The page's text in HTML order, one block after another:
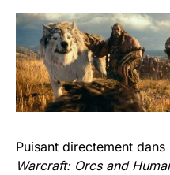
Puisant directement
Warcraft: Orcs and